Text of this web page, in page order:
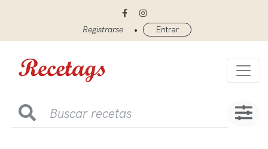
Registrarse • Entrar